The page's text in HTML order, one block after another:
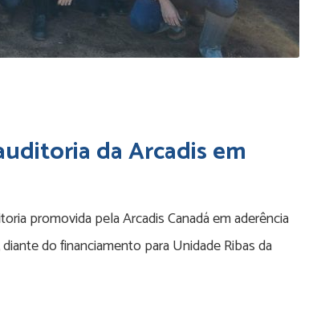
da Arcadis em
promovida pela Arcadis Canadá em aderência
do financiamento para Unidade Ribas da